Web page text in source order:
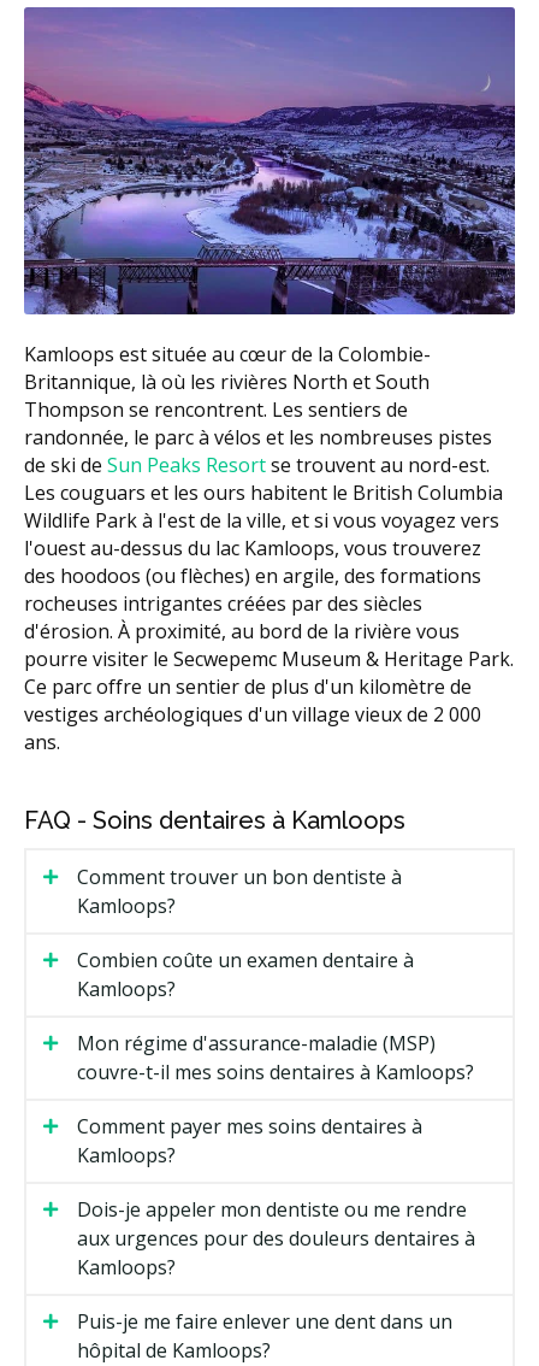
Kamloops est située au cœur de la Colombie-
Britannique, là où les rivières North et South
Thompson se rencontrent. Les sentiers de
randonnée, le parc à vélos et les nombreuses pistes
de ski de Sun Peaks Resortse trouvent au nord-est.
Les couguars et les ours habitent le British Columbia
Wildlife Park à l'est de la ville, et si vous voyagez vers
l'ouest au-dessus du lac Kamloops, vous trouverez
des hoodoos (ou flèches) en argile, des formations
rocheuses intrigantes créées par des siècles
d'érosion. À proximité, au bord de la rivière vous
pourre visiter le Secwepemc Museum & Heritage Park.
Ce parc offre un sentier de plus d'un kilomètre de
vestiges archéologiques d'un village vieux de 2 000
ans.
FAQ - Soins dentaires à Kamloops
Comment trouver un bon dentiste à
Kamloops?
Combien coûte un examen dentaire à
Kamloops?
Mon régime d'assurance-maladie (MSP)
couvre-t-il mes soins dentaires à Kamloops?
Comment payer mes soins dentaires à
Kamloops?
Dois-je appeler mon dentiste ou me rendre
aux urgences pour des douleurs dentaires à
Kamloops?
Puis-je me faire enlever une dent dans un
hôpital de Kamloops?